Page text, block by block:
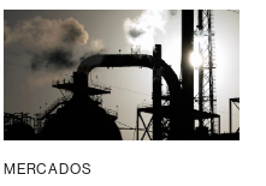
MERCADOS